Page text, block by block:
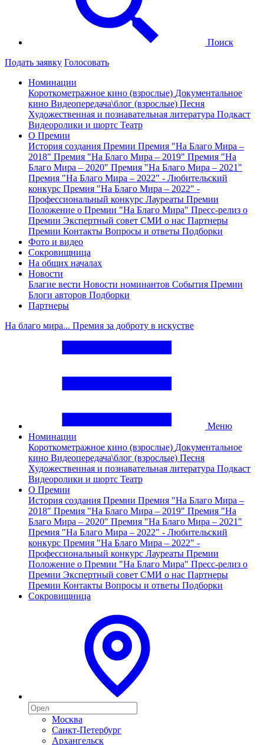
Поиск
Подать заявку Голосовать
Номинации
Короткометражное кино (взрослые) Документальное
кино Видеопередача\блог (взрослые) Песня
Художественная и познавательная литература Подкаст
Видеоролики и шортс Театр
О Премии
История создания Премии Премия "На Благо Мира –
2018" Премия "На Благо Мира – 2019" Премия "На
Благо Мира – 2020" Премия "На Благо Мира – 2021"
Премия "На Благо Мира – 2022" - Любительский
конкурс Премия "На Благо Мира – 2022" -
Профессиональный конкурс Лауреаты Премии
Положение о Премии "На Благо Мира" Пресс-релиз о
Премии Экспертный совет СМИ о нас Партнеры
Премии Контакты Вопросы и ответы Подборки
Фото и видео
Сокровищница
На общих началах
Новости
Благие вести Новости номинантов События Премии
Блоги авторов Подборки
Партнеры
На благо мира... Премия за доброту в искустве
Меню
Номинации
Короткометражное кино (взрослые) Документальное
кино Видеопередача\блог (взрослые) Песня
Художественная и познавательная литература Подкаст
Видеоролики и шортс Театр
О Премии
История создания Премии Премия "На Благо Мира –
2018" Премия "На Благо Мира – 2019" Премия "На
Благо Мира – 2020" Премия "На Благо Мира – 2021"
Премия "На Благо Мира – 2022" - Любительский
конкурс Премия "На Благо Мира – 2022" -
Профессиональный конкурс Лауреаты Премии
Положение о Премии "На Благо Мира" Пресс-релиз о
Премии Экспертный совет СМИ о нас Партнеры
Премии Контакты Вопросы и ответы Подборки
Сокровищница
Москва
Санкт-Петербург
Архангельск